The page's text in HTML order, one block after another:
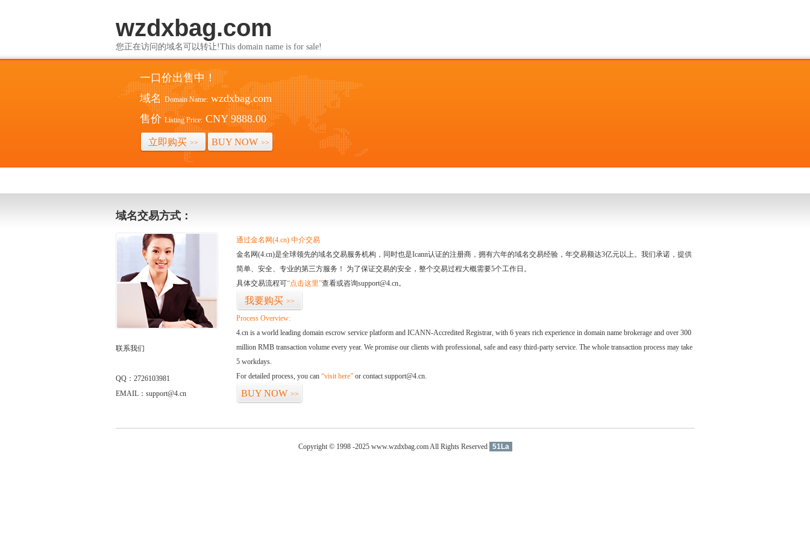
wzdxbag.com
您正在访问的域名可以转让!This domain name is for sale!
一口价出售中！
域名 Domain Name: wzdxbag.com
售价 Listing Price: CNY 9888.00
立即购买 >> BUY NOW >>
域名交易方式：
联系我们
QQ：2726103981
EMAIL：support@4.cn
通过金名网(4.cn) 中介交易
金名网(4.cn)是全球领先的域名交易服务机构，同时也是Icann认证的注册商，拥有六年的域名交易经验，年交易额达3亿元以上。我们承诺，提供
简单、安全、专业的第三方服务！ 为了保证交易的安全，整个交易过程大概需要5个工作日。
具体交易流程可“点击这里”查看或咨询support@4.cn。
我要购买 >>
Process Overview:
4.cn is a world leading domain escrow service platform and ICANN-Accredited Registrar, with 6 years rich experience in domain name brokerage and over 300
million RMB transaction volume every year. We promise our clients with professional, safe and easy third-party service. The whole transaction process may take
5 workdays.
For detailed process, you can “visit here” or contact support@4.cn.
BUY NOW >>
Copyright © 1998 -2025 www.wzdxbag.com All Rights Reserved 51La